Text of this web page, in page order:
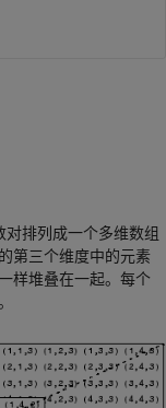
排列成一个多维数组
第三个维度中的元素
样堆叠在一起。每个